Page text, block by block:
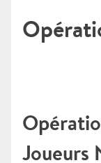
Joueurs